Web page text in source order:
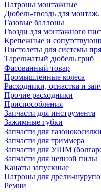
Патроны монтажные
Дюбель-гвоздь для монтаж.
Газовые баллоны
Гвозди для монтажного
Крепежные и
Пистолеты для системы
Тарельчатый дюбель гриб
Фасованный товар
Промышленные колеса
Расходники, оснастка и
Прочие расходники
Приспособления
Запчасти для инструмента
Зажимные губки
Запчасти для газонокосилки
Запчасти для триммера
Запчасти для УШМ
Запчасти для цепной пилы
Канаты запускные
Патроны для дрели-
Ремни